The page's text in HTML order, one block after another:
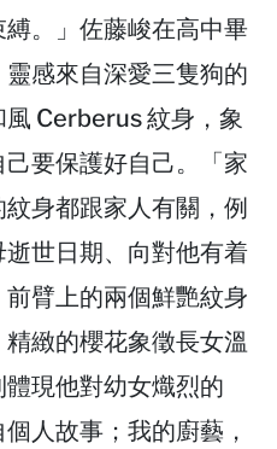
。」佐藤峻在高中畢
感來自深愛三隻狗的
Cerberus 紋身，象
要保護好自己。「家
身都跟家人有關，例
世日期、向對他有着
臂上的兩個鮮艷紋身
緻的櫻花象徵長女溫
現他對幼女熾烈的
人故事；我的廚藝，